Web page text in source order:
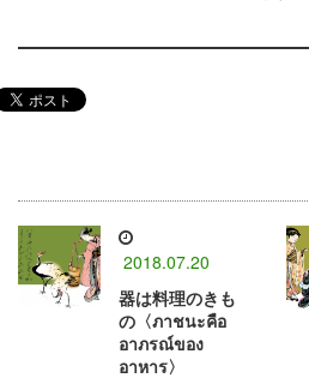
2018.07.20
器は料理のきも
の〈ภาชนะคือ
อาภรณ์ของ
อาหาร〉